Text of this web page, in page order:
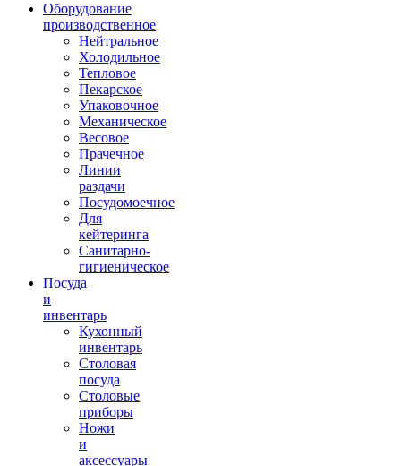
Оборудование
производственное
Нейтральное
Холодильное
Тепловое
Пекарское
Упаковочное
Механическое
Весовое
Прачечное
Линии
раздачи
Посудомоечное
Для
кейтеринга
Санитарно-
гигиеническое
Посуда
и
инвентарь
Кухонный
инвентарь
Столовая
посуда
Столовые
приборы
Ножи
и
аксессуары